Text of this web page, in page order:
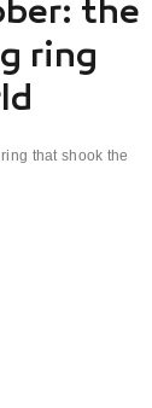
the
ring
that shook the